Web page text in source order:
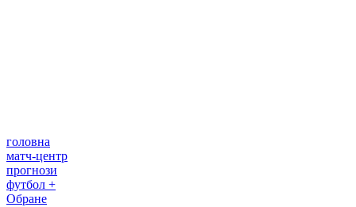
головна
матч-центр
прогнози
футбол +
Обране